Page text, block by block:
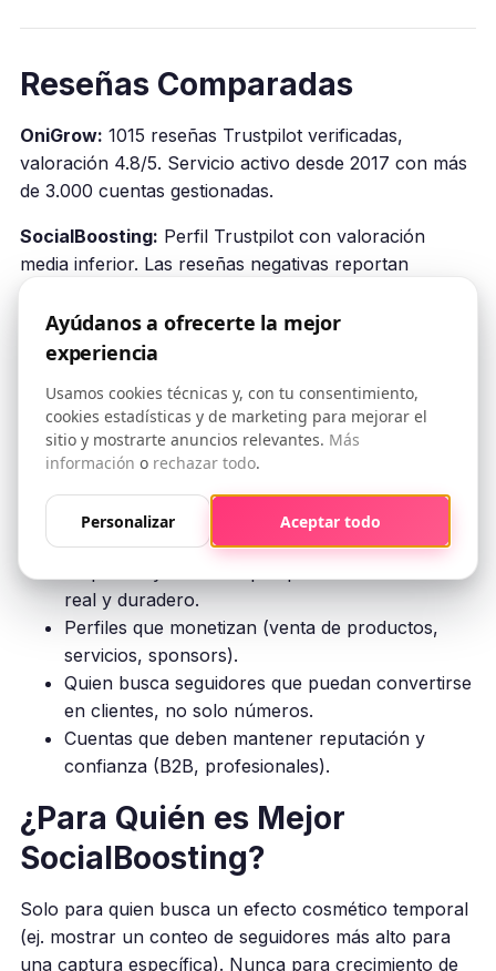
Reseñas Comparadas
OniGrow: 1015 reseñas Trustpilot verificadas,
valoración 4.8/5. Servicio activo desde 2017 con más
de 3.000 cuentas gestionadas.
SocialBoosting: Perfil Trustpilot con valoración
media inferior. Las reseñas negativas reportan
pocas semanas y dificultades de reembolso. Verifica
siempre directamente en Trustpilot antes de
¿Para Quién es Mejor
OniGrow?
real y duradero.
Perfiles que monetizan (venta de productos,
servicios, sponsors).
Quien busca seguidores que puedan convertirse
en clientes, no solo números.
Cuentas que deben mantener reputación y
confianza (B2B, profesionales).
¿Para Quién es Mejor
SocialBoosting?
Solo para quien busca un efecto cosmético temporal
(ej. mostrar un conteo de seguidores más alto para
una captura específica). Nunca para crecimiento de
Ayúdanos a ofrecerte la mejor
experiencia
Usamos cookies técnicas y, con tu consentimiento,
cookies estadísticas y de marketing para mejorar el
sitio y mostrarte anuncios relevantes. Más
información o rechazar todo.
Personalizar Aceptar todo